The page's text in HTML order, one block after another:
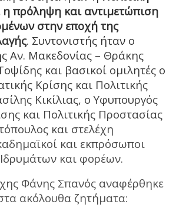
πρόληψη και αντιμετώπιση
στην εποχή της
. Συντονιστής ήταν ο
Αν. Μακεδονίας – Θράκης
και βασικοί ομιλητές ο
Κρίσης και Πολιτικής
Κικίλιας, ο Υφυπουργός
και Πολιτικής Προστασίας
και στελέχη
και εκπρόσωποι
και φορέων.
Φάνης Σπανός αναφέρθηκε
ακόλουθα ζητήματα: